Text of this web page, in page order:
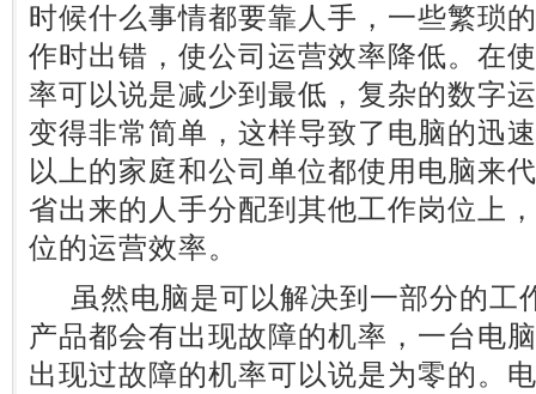
时候什么事情都要靠人手，一些繁琐
作时出错，使公司运营效率降低。在
率可以说是减少到最低，复杂的数字
变得非常简单，这样导致了电脑的迅
以上的家庭和公司单位都使用电脑来
省出来的人手分配到其他工作岗位上
位的运营效率。
虽然电脑是可以解决到一部分的工
产品都会有出现故障的机率，一台电
出现过故障的机率可以说是为零的。